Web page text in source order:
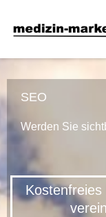
SEO
Werden Sie